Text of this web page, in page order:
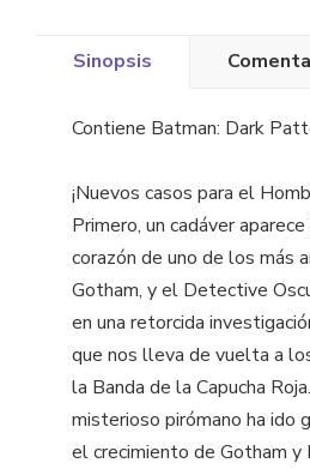
Sinopsis
Contiene Batman: Dark
¡Nuevos casos para el
Primero, un cadáver
corazón de uno de los más
Gotham, y el Detective
en una retorcida
que nos lleva de vuelta a
la Banda de la Capucha
misterioso pirómano ha ido
el crecimiento de Gotham y